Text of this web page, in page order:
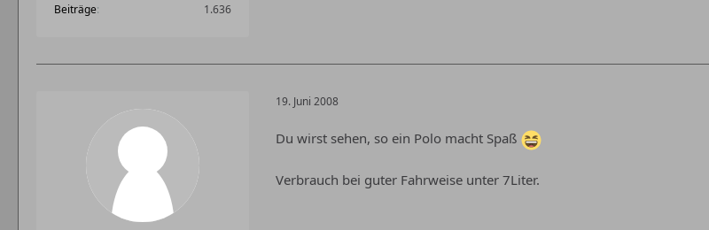
Beiträge 1.636
19. Juni 2008
Du wirst sehen, so ein Polo macht Spaß
Verbrauch bei guter Fahrweise unter 7Liter.